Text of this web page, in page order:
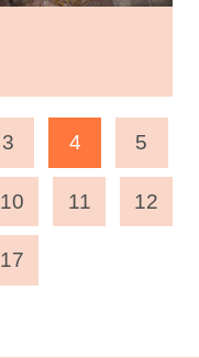
3 4 5
10 11 12
17